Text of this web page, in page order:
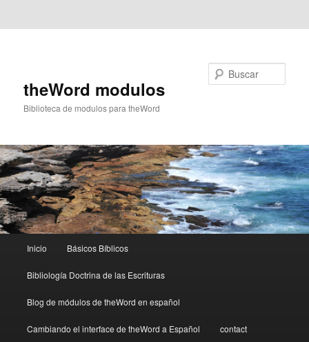
theWord modulos
Biblioteca de modulos para theWord
principal
Inicio Básicos Bíblicos
Bibliología Doctrina de las Escrituras
Blog de módulos de theWord en español
Cambiando el interface de theWord a Español contact